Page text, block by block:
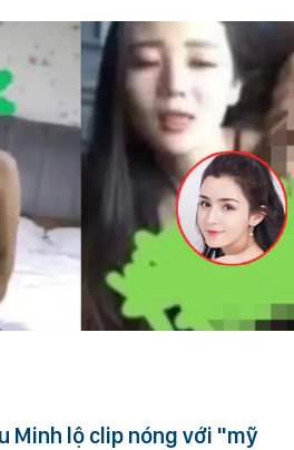
Minh lộ clip nóng với "mỹ